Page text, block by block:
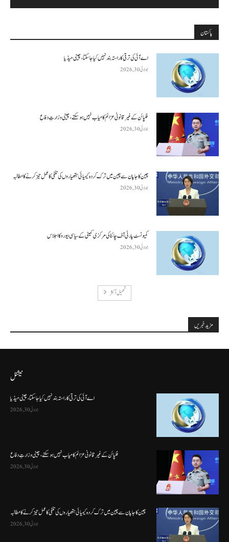
پاکستان
اے آئی کی ترقی کا راستہ بند نہیں کیا جا سکتا، چینی میڈیا
جولائی 30, 2026
فلپائن کے غیر قانونی عزائم کامیاب نہیں ہو سکتے ، چینی وزارتِ دفاع
جولائی 30, 2026
چین کا جاپان سے چین میں ترک کردہ کیمیائی ہتھیاروں کی تلفی کا عمل تیز کرنے کا مطالبہ
جولائی 30, 2026
کمیونسٹ پارٹی آف چائنا کی مرکزی کمیٹی کے سیاسی بیورو کا اجلاس
جولائی 30, 2026
تحميل أكثر
مزید خبریں
نیشنل
اے آئی کی ترقی کا راستہ بند نہیں کیا جا سکتا، چینی میڈیا
جولائی 30, 2026
فلپائن کے غیر قانونی عزائم کامیاب نہیں ہو سکتے ، چینی وزارتِ دفاع
جولائی 30, 2026
چین کا جاپان سے چین میں ترک کردہ کیمیائی ہتھیاروں کی تلفی کا عمل تیز کرنے کا مطالبہ
جولائی 30, 2026